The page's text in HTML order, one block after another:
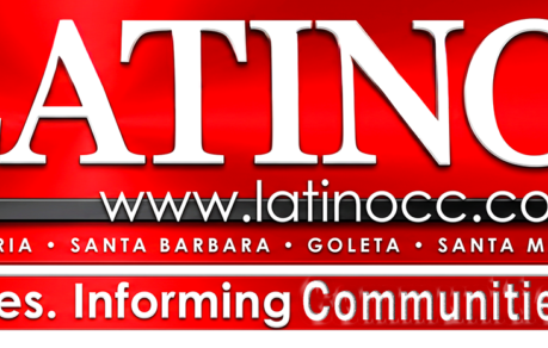
1 – Colombia 1
a ley de Texas que permite a la policía detener a migrantes
la mayor nevada en lo que va del año en California NACIONALES